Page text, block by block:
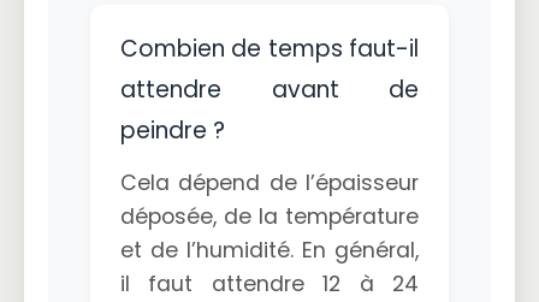
Combien de temps faut-il
attendre avant de
peindre ?
Cela dépend de l’épaisseur
déposée, de la température
et de l’humidité. En général,
il faut attendre 12 à 24